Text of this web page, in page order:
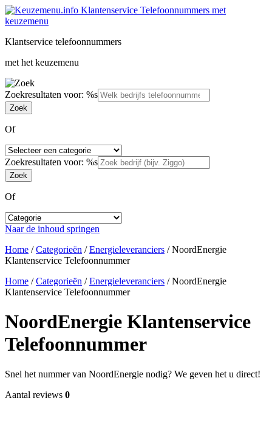
Klantservice telefoonnummers
met het keuzemenu
Zoekresultaten voor: %s
Of
Zoekresultaten voor: %s
Of
Naar de inhoud springen
Home /Categorieën /Energieleveranciers /NoordEnergie
Klantenservice Telefoonnummer
Home /Categorieën /Energieleveranciers /NoordEnergie
Klantenservice Telefoonnummer
NoordEnergie Klantenservice
Telefoonnummer
Snel het nummer van NoordEnergie nodig? We geven het u direct!
Aantal reviews 0